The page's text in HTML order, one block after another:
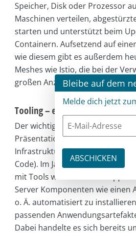
Speicher, Disk oder Prozessor
Maschinen verteilen,
starten und unterstützt beim
Containern. Aufsetzend auf
wie diesem gibt es außerdem
Meshes wie Istio, die bei der
großen Anzahl von
Tooling – eher Praktiken als
Der wichtigste Tooling-
Präsentation von Allspaw und
Infrastrukturautomatisierung
Code). Im Jahr 2009 war damit
mit Tools wie Chef oder Puppet
Server Komponenten wie einen
o. Ä. automatisiert zu
passenden
Dabei handelte es sich bereits
Bleibe auf dem
Melde dich jetzt